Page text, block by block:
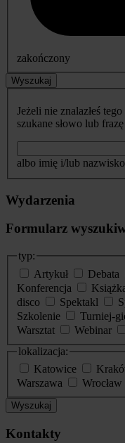
zakończony
Wyszukaj
Jeżeli nie znalazłeś
szukane słowo lub
albo imię i/lub
Wydarzenia
Formularz
typ:
Artykuł
Debata
Konferencja
disco
Spektakl
Szkolenie
Turniej-
Warsztat
Webinar
lokalizacja:
Katowice
Warszawa
Wrocław
Wyszukaj
Kontakty